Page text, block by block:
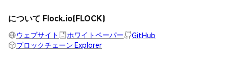
について Flock.io(FLOCK)
ウェブサイト ホワイトペーパー
GitHub
ブロックチェーン Explorer